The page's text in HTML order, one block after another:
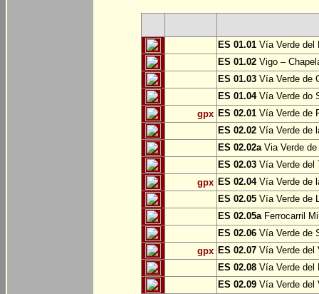
ES 01.01 Vía Verde del
ES 01.02 Vigo –
ES 01.03 Vía Verde de
ES 01.04Vía Verde do
gpx ES 02.01 Vía Verde de
ES 02.02 Vía Verde de
ES 02.02aVia Verde de
ES 02.03 Vía Verde del
gpx ES 02.04Vía Verde de
ES 02.05 Vía Verde de
ES 02.05aFerrocarril
ES 02.06 Vía Verde de
gpx ES 02.07 Vía Verde del
ES 02.08 Vía Verde del
ES 02.09 Vía Verde del